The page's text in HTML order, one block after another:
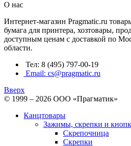
О нас
Интернет-магазин Pragmatic.ru
бумага для принтера, хозтовары,
доступным ценам с доставкой по
области.
Тел: 8 (495) 797-00-19
Email: cs@pragmatic.ru
Вверх
© 1999 – 2026 ООО «Прагматик»
Канцтовары
Зажимы, скрепки и
Скрепочница
Скрепки